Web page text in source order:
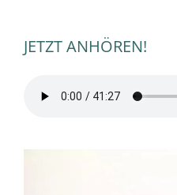
JETZT ANHÖREN!